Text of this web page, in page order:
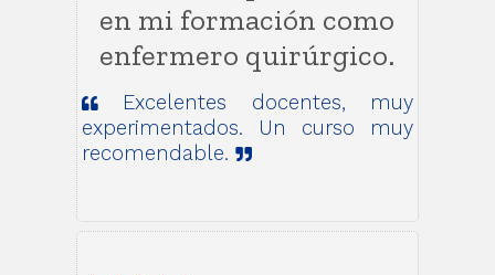
en mi formación como
enfermero quirúrgico.
Excelentes docentes, muy
experimentados. Un curso muy
recomendable.